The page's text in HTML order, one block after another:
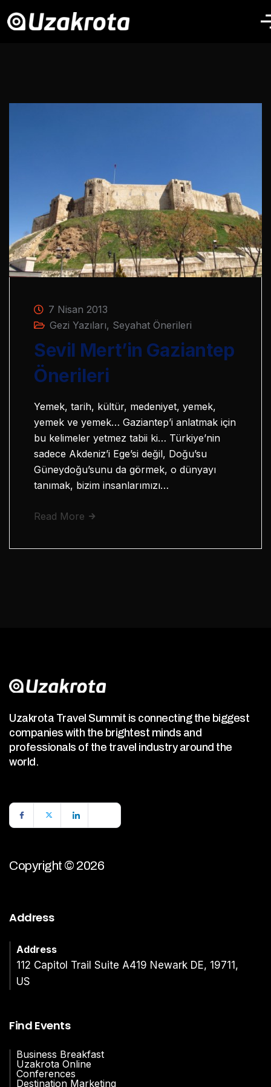
7 Nisan 2013
Gezi Yazıları, Seyahat Önerileri
Sevil Mert’in Gaziantep
Önerileri
Yemek, tarih, kültür, medeniyet, yemek,
yemek ve yemek… Gaziantep’i anlatmak için
bu kelimeler yetmez tabii ki… Türkiye’nin
sadece Akdeniz’i Ege’si değil, Doğu’su
Güneydoğu’sunu da görmek, o dünyayı
tanımak, bizim insanlarımızı…
Read More
Uzakrota Travel Summit is connecting the biggest
companies with the brightest minds and
professionals of the travel industry around the
world.
Copyright © 2026
Address
Address
112 Capitol Trail Suite A419 Newark DE, 19711,
US
Find Events
Business Breakfast
Uzakrota Online
Conferences
Destination Marketing